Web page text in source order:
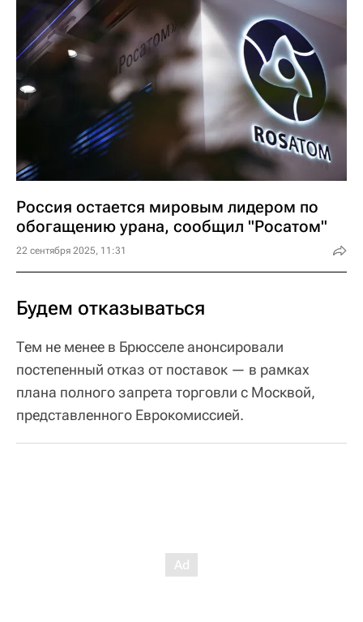
Россия остается мировым лидером по
обогащению урана, сообщил "Росатом"
22 сентября 2025, 11:31
Будем отказываться
Тем не менее в Брюсселе анонсировали
постепенный отказ от поставок — в рамках
плана полного запрета торговли с Москвой,
представленного Еврокомиссией.